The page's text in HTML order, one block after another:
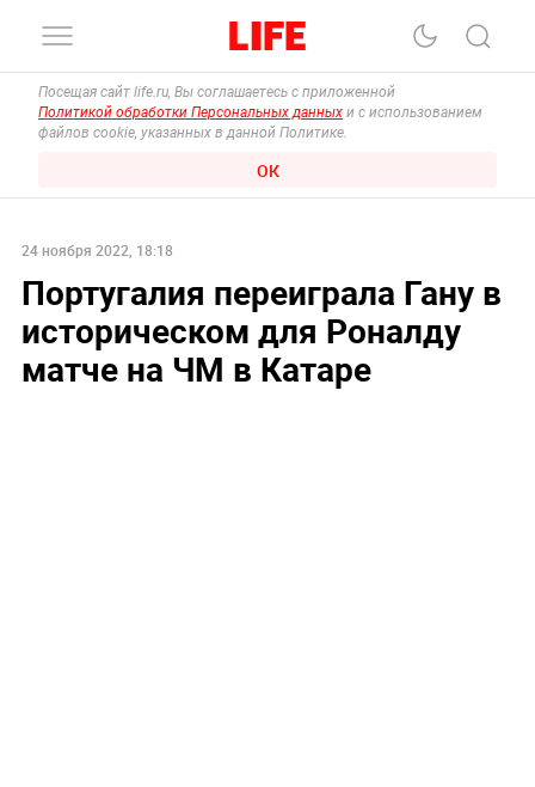
Посещая сайт life.ru, Вы соглашаетесь с приложенной
Политикой обработки Персональных данных и с использованием
файлов cookie, указанных в данной Политике.
ОК
24 ноября 2022, 18:18
Португалия переиграла Гану в
историческом для Роналду
матче на ЧМ в Катаре